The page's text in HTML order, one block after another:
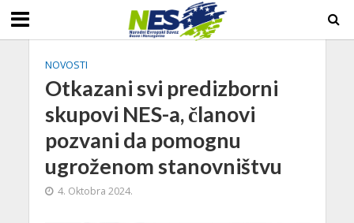
NOVOSTI
Otkazani svi predizborni
skupovi NES-a, članovi
pozvani da pomognu
ugroženom stanovništvu
4. Oktobra 2024.